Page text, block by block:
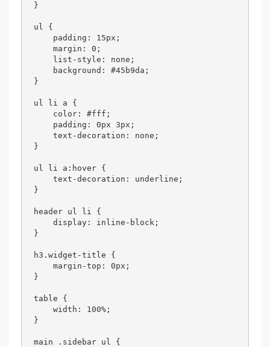
}
ul {
    padding: 15px;
    margin: 0;
    list-style: none;
    background: #45b9da;
}
ul li a {
    color: #fff;
    padding: 0px 3px;
    text-decoration: none;
}
ul li a:hover {
    text-decoration: underline;
}
header ul li {
    display: inline-block;
}
h3.widget-title {
    margin-top: 0px;
}
table {
    width: 100%;
}
main .sidebar ul {